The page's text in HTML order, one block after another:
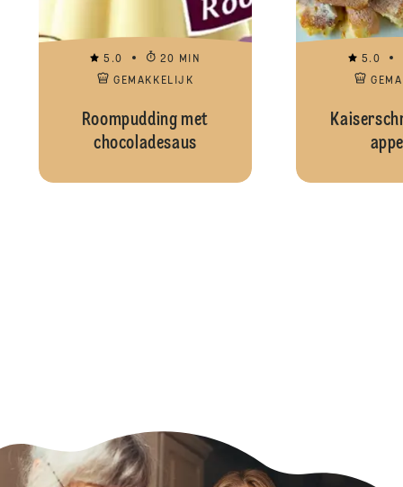
5.0
20 MIN
GEMAKKELIJK
Roompudding met
chocoladesaus
5.0